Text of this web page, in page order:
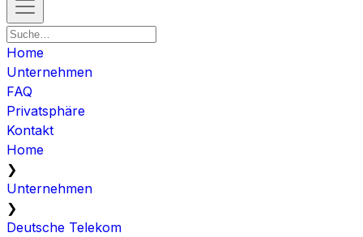
Home
Unternehmen
FAQ
Privatsphäre
Kontakt
Home
❯
Unternehmen
❯
Deutsche Telekom